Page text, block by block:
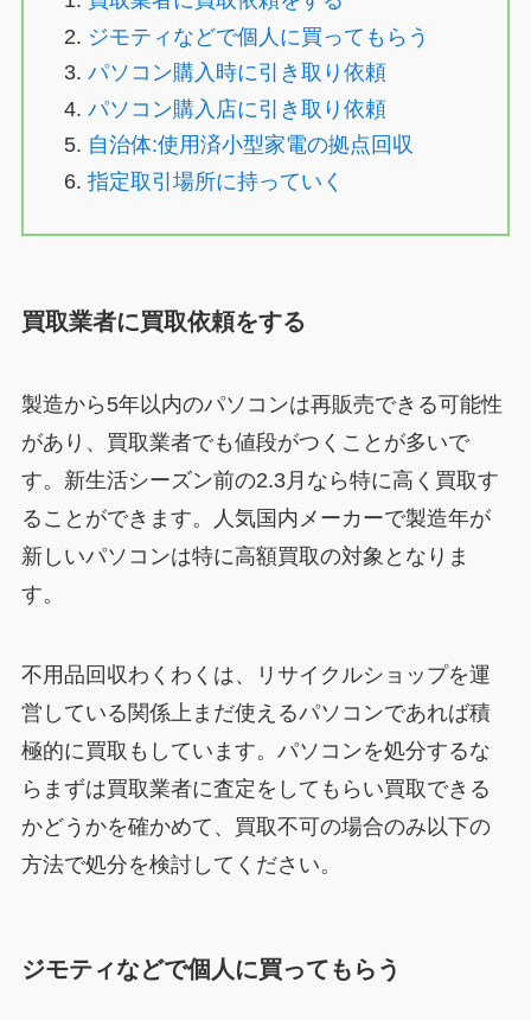
ジモティなどで個人に買ってもらう
パソコン購入時に引き取り依頼
パソコン購入店に引き取り依頼
自治体:使用済小型家電の拠点回収
指定取引場所に持っていく
買取業者に買取依頼をする
製造から5年以内のパソコンは再販売できる可能性
があり、買取業者でも値段がつくことが多いで
す。新生活シーズン前の2.3月なら特に高く買取す
ることができます。人気国内メーカーで製造年が
新しいパソコンは特に高額買取の対象となりま
す。
不用品回収わくわくは、リサイクルショップを運
営している関係上まだ使えるパソコンであれば積
極的に買取もしています。パソコンを処分するな
らまずは買取業者に査定をしてもらい買取できる
かどうかを確かめて、買取不可の場合のみ以下の
方法で処分を検討してください。
ジモティなどで個人に買ってもらう